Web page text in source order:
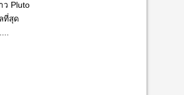
ว Pluto
ที่สุด